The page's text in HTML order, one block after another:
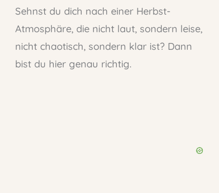
Sehnst du dich nach einer Herbst-
Atmosphäre, die nicht laut, sondern leise,
nicht chaotisch, sondern klar ist? Dann
bist du hier genau richtig.